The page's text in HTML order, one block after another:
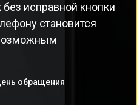
без исправной кнопки
становится
обращения